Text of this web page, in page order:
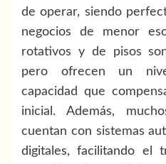
de operar, siendo
negocios de menor
rotativos y de pisos
pero ofrecen un
capacidad que
inicial. Además,
cuentan con sistemas
digitales, facilitando el